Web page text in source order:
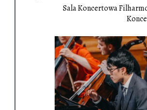
Sala Koncertowa